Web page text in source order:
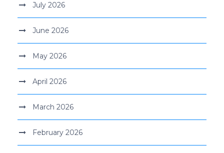
July 2026
June 2026
May 2026
April 2026
March 2026
February 2026